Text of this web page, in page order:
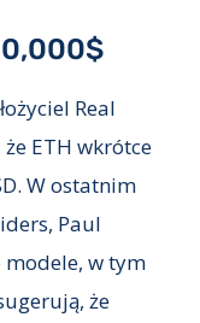
Real
ETH wkrótce
W ostatnim
Paul
modele, w tym
że